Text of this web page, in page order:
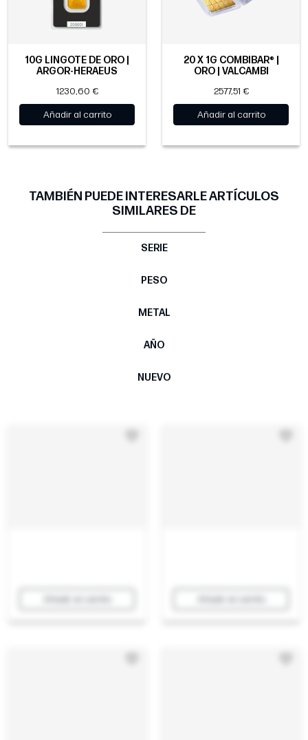
10G LINGOTE DE ORO |
ARGOR-HERAEUS
1230,60 €
Añadir al carrito
20 X 1G COMBIBAR® |
ORO | VALCAMBI
2577,51 €
Añadir al carrito
TAMBIÉN PUEDE INTERESARLE ARTÍCULOS
SIMILARES DE
SERIE
PESO
METAL
AÑO
NUEVO